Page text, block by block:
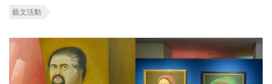
藝文活動